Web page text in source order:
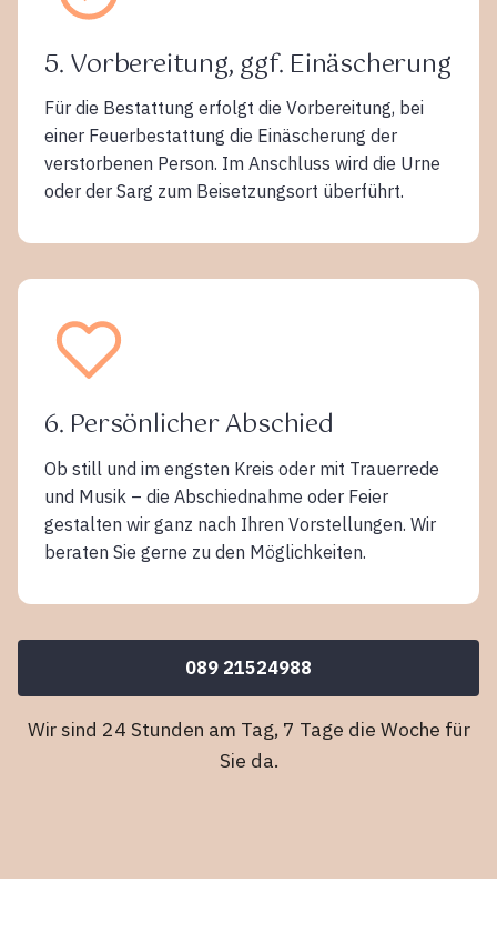
5. Vorbereitung, ggf. Einäscherung
Für die Bestattung erfolgt die Vorbereitung, bei
einer Feuerbestattung die Einäscherung der
verstorbenen Person. Im Anschluss wird die Urne
oder der Sarg zum Beisetzungsort überführt.
6. Persönlicher Abschied
Ob still und im engsten Kreis oder mit Trauerrede
und Musik – die Abschiednahme oder Feier
gestalten wir ganz nach Ihren Vorstellungen. Wir
beraten Sie gerne zu den Möglichkeiten.
089 21524988
Wir sind 24 Stunden am Tag, 7 Tage die Woche für
Sie da.